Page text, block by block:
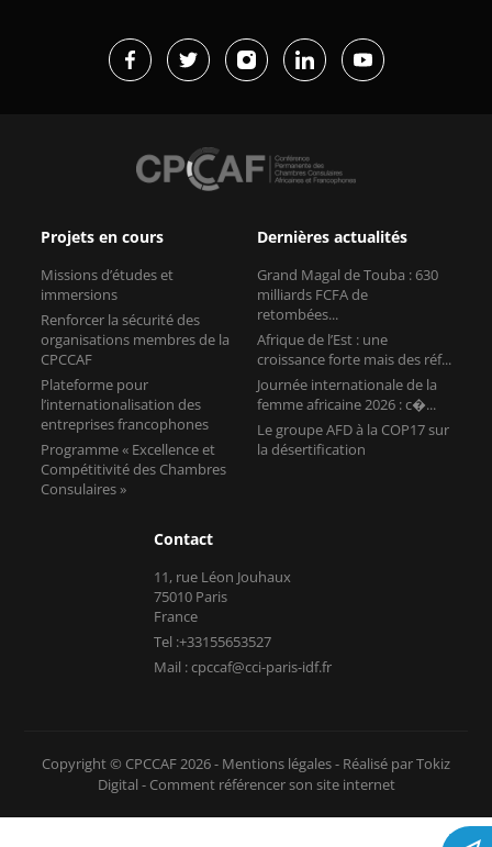
Projets en cours
Missions d’études et
immersions
Renforcer la sécurité des
organisations membres de la
CPCCAF
Plateforme pour
l’internationalisation des
entreprises francophones
Programme « Excellence et
Compétitivité des Chambres
Consulaires »
Dernières actualités
Grand Magal de Touba : 630
milliards FCFA de
retombées...
Afrique de l’Est : une
croissance forte mais des réf...
Journée internationale de la
femme africaine 2026 : c�...
Le groupe AFD à la COP17 sur
la désertification
Contact
11, rue Léon Jouhaux
75010 Paris
France
Tel :+33155653527
Mail : cpccaf@cci-paris-idf.fr
Copyright © CPCCAF 2026 - Mentions légales- Réalisé par Tokiz
Digital - Comment référencer son site internet